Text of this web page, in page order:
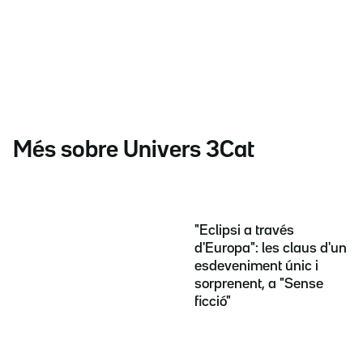
Més sobre Univers 3Cat
"Eclipsi a través
d'Europa": les claus d'un
esdeveniment únic i
sorprenent, a "Sense
ficció"